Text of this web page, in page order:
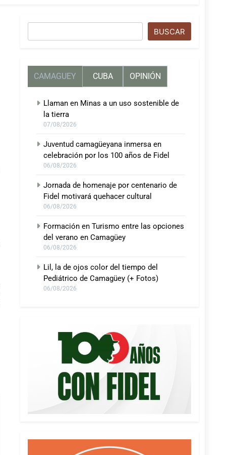
BUSCAR
CAMAGUEY CUBA OPINIÓN
Llaman en Minas a un uso sostenible de
la tierra
07/08/2026
Juventud camagüeyana inmersa en
celebración por los 100 años de Fidel
06/08/2026
Jornada de homenaje por centenario de
Fidel motivará quehacer cultural
06/08/2026
Formación en Turismo entre las opciones
del verano en Camagüey
06/08/2026
Lil, la de ojos color del tiempo del
Pediátrico de Camagüey (+ Fotos)
06/08/2026